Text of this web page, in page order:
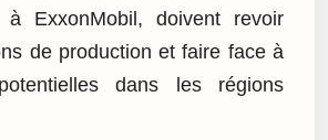
à ExxonMobil, doivent revoir
de production et faire face à
dans les régions